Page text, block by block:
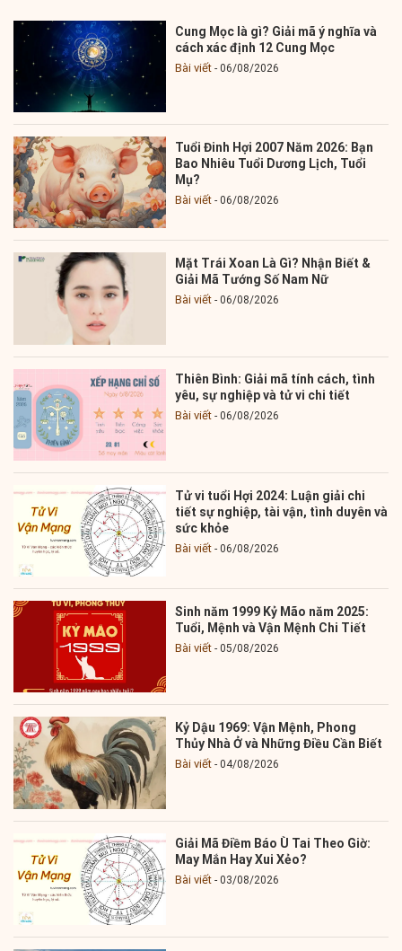
Cung Mọc là gì? Giải mã ý nghĩa và
cách xác định 12 Cung Mọc
Bài viết 06/08/2026
Tuổi Đinh Hợi 2007 Năm 2026: Bạn
Bao Nhiêu Tuổi Dương Lịch, Tuổi
Mụ?
Bài viết 06/08/2026
Mặt Trái Xoan Là Gì? Nhận Biết &
Giải Mã Tướng Số Nam Nữ
Bài viết 06/08/2026
Thiên Bình: Giải mã tính cách, tình
yêu, sự nghiệp và tử vi chi tiết
Bài viết 06/08/2026
Tử vi tuổi Hợi 2024: Luận giải chi
tiết sự nghiệp, tài vận, tình duyên và
sức khỏe
Bài viết 06/08/2026
Sinh năm 1999 Kỷ Mão năm 2025:
Tuổi, Mệnh và Vận Mệnh Chi Tiết
Bài viết 05/08/2026
Kỷ Dậu 1969: Vận Mệnh, Phong
Thủy Nhà Ở và Những Điều Cần Biết
Bài viết 04/08/2026
Giải Mã Điềm Báo Ù Tai Theo Giờ:
May Mắn Hay Xui Xẻo?
Bài viết 03/08/2026